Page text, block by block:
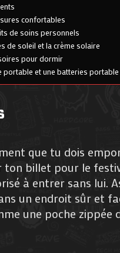
confortables
de soins personnels
de soleil et la crème solaire
pour dormir
portable et une batteries portable
que tu dois
ton billet pour le
à entrer sans lui.
un endroit sûr et
une poche zippée